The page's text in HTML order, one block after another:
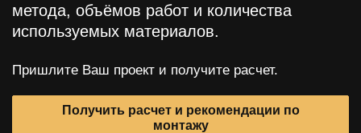
метода, объёмов работ и количества
используемых материалов.
Пришлите Ваш проект и получите расчет.
Получить расчет и рекомендации по
монтажу